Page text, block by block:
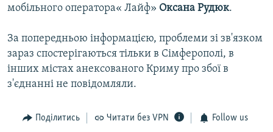
мобільного оператора« Лайф» Оксана Рудюк.
За попередньою інформацією, проблеми зі зв'язком
зараз спостерігаються тільки в Сімферополі, в
інших містах анексованого Криму про збої в
з'єднанні не повідомляли.
Поділитись Читати без VPN Follow us